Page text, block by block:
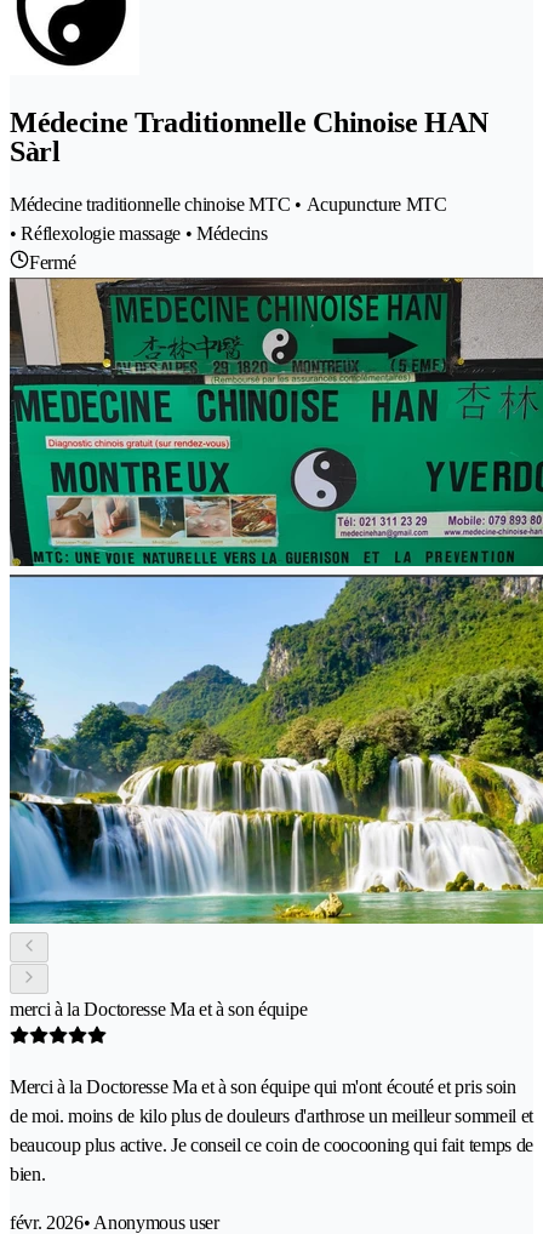
Médecine Traditionnelle Chinoise HAN
Sàrl
Médecine traditionnelle chinoise MTC • Acupuncture MTC
• Réflexologie massage • Médecins
Fermé
merci à la Doctoresse Ma et à son équipe
Merci à la Doctoresse Ma et à son équipe qui m'ont écouté et pris soin
de moi. moins de kilo plus de douleurs d'arthrose un meilleur sommeil et
beaucoup plus active. Je conseil ce coin de coocooning qui fait temps de
bien.
févr. 2026• Anonymous user